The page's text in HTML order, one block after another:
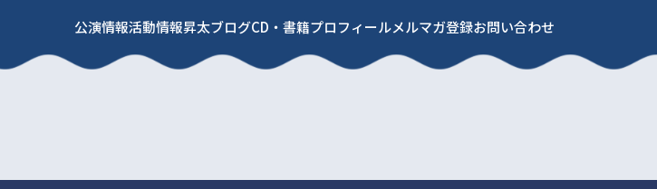
公演情報活動情報昇太ブログCD・書籍プロフィールメルマガ登録お問い合わせ